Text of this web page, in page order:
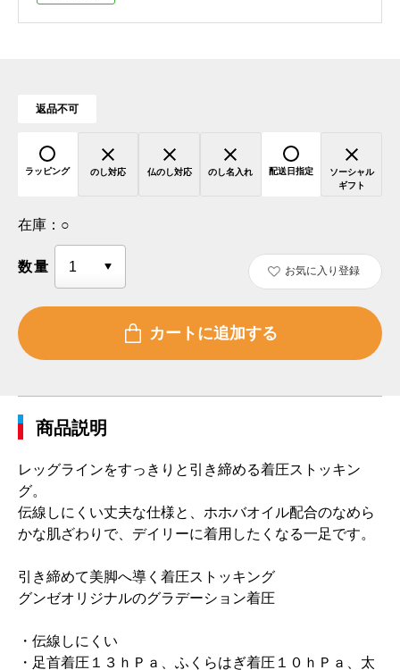
返品不可
ラッピング のし対応 仏のし対応 のし名入れ 配送日指定
ソーシャル
ギフト
在庫： ○
数量 お気に入り登録
商品説明
レッグラインをすっきりと引き締める着圧ストッキン
グ。
伝線しにくい丈夫な仕様と、ホホバオイル配合のなめら
かな肌ざわりで、デイリーに着用したくなる一足です。
引き締めて美脚へ導く着圧ストッキング
グンゼオリジナルのグラデーション着圧
・伝線しにくい
・足首着圧１３ｈＰａ、ふくらはぎ着圧１０ｈＰａ、太